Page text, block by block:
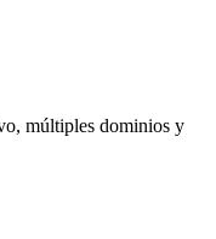
múltiples dominios y